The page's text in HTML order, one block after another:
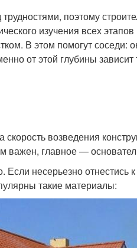
поэтому
изучения всех
В этом помогут соседи:
от этой глубины
возведения
важен, главное —
Если несерьезно отнестись
такие материалы: